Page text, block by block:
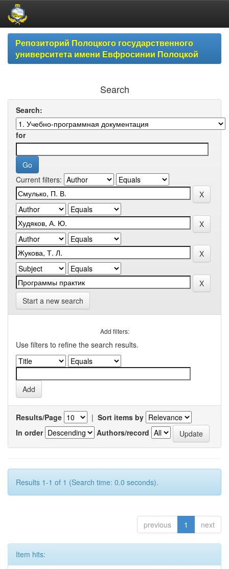
Skip
navigationРепозиторий Полоцкого государственного
университета имени Евфросинии Полоцкой
Search
Search:
for
Current filters:
Start a new search
Add filters:
Use filters to refine the search results.
Results/Page | Sort items by
In order
Authors/record
Results 1-1 of 1 (Search time: 0.0 seconds).
previous 1 next
Item hits: